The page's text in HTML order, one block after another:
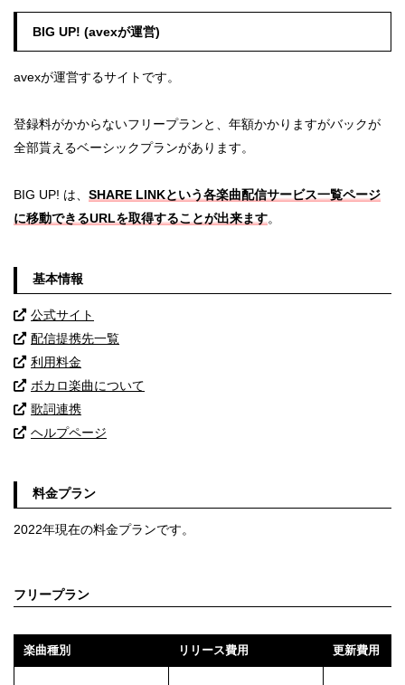
BIG UP! (avexが運営)
avexが運営するサイトです。
登録料がかからないフリープランと、年額かかりますがバックが
全部貰えるベーシックプランがあります。
BIG UP! は、 SHARE LINKという各楽曲配信サービス一覧ページ
に移動できるURLを取得することが出来ます。
基本情報
公式サイト
配信提携先一覧
利用料金
ボカロ楽曲について
歌詞連携
ヘルプページ
料金プラン
2022年現在の料金プランです。
フリープラン
楽曲種別 リリース費用 更新費用